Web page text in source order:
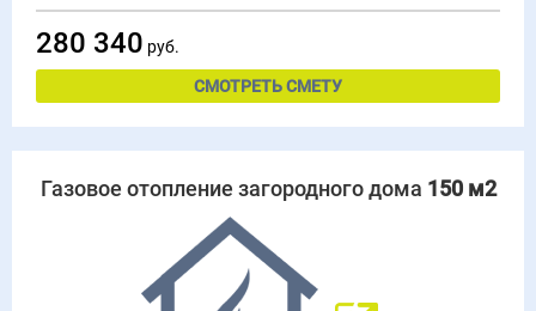
280 340 руб.
СМОТРЕТЬ СМЕТУ
Газовое отопление загородного дома 150 м2